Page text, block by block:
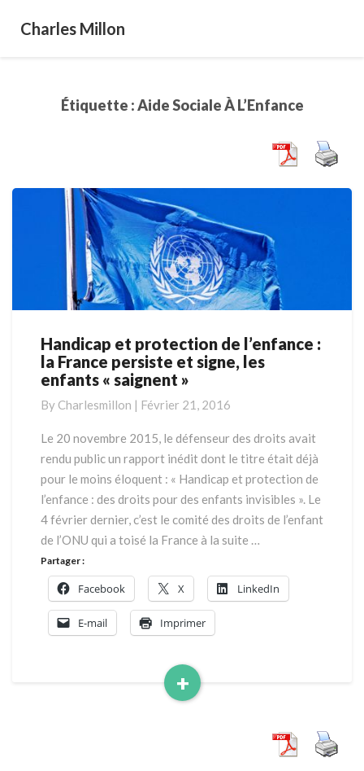
Charles Millon
Étiquette :Aide Sociale À L’Enfance
Handicap
et
protection
l’enfance
:
France
persiste
et
signe,
les
enfants
saignent
Handicap et protection de l’enfance :
la France persiste et signe, les
enfants « saignent »
By Charlesmillon | Février 21, 2016
Le 20 novembre 2015, le défenseur des droits avait
rendu public un rapport inédit dont le titre était déjà
pour le moins éloquent : « Handicap et protection de
l’enfance : des droits pour des enfants invisibles ». Le
4 février dernier, c’est le comité des droits de l’enfant
de l’ONU qui a toisé la France à la suite …
+
Read
Partager :
Facebook X LinkedIn
E-mail Imprimer